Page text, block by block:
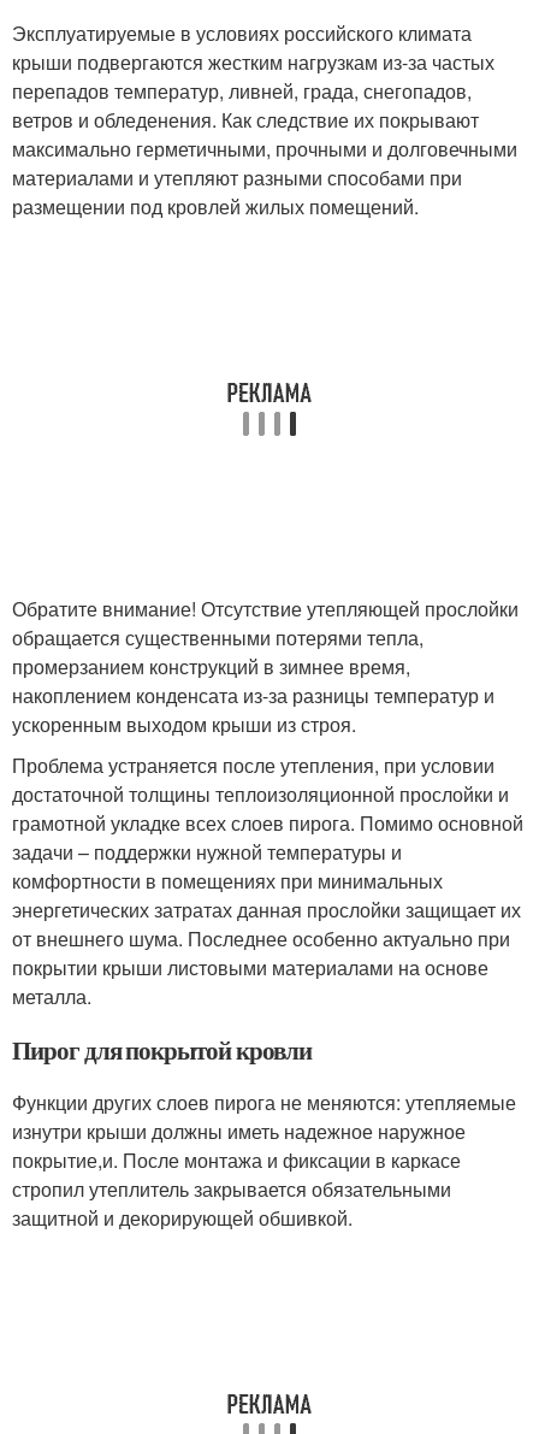
Эксплуатируемые в условиях российского климата
крыши подвергаются жестким нагрузкам из-за частых
перепадов температур, ливней, града, снегопадов,
ветров и обледенения. Как следствие их покрывают
максимально герметичными, прочными и долговечными
материалами и утепляют разными способами при
размещении под кровлей жилых помещений.
Обратите внимание! Отсутствие утепляющей прослойки
обращается существенными потерями тепла,
промерзанием конструкций в зимнее время,
накоплением конденсата из-за разницы температур и
ускоренным выходом крыши из строя.
Проблема устраняется после утепления, при условии
достаточной толщины теплоизоляционной прослойки и
грамотной укладке всех слоев пирога. Помимо основной
задачи – поддержки нужной температуры и
комфортности в помещениях при минимальных
энергетических затратах данная прослойки защищает их
от внешнего шума. Последнее особенно актуально при
покрытии крыши листовыми материалами на основе
металла.
Пирог для покрытой кровли
Функции других слоев пирога не меняются: утепляемые
изнутри крыши должны иметь надежное наружное
покрытие,и. После монтажа и фиксации в каркасе
стропил утеплитель закрывается обязательными
защитной и декорирующей обшивкой.